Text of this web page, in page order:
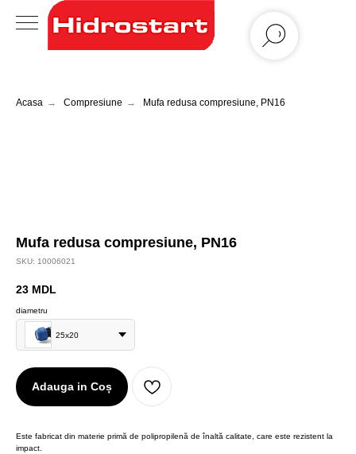
Acasa → Compresiune → Mufa redusa compresiune, PN16
Mufa redusa compresiune, PN16
SKU: 10006021
23 MDL
diametru
25x20
Adauga in Coș
Este fabricat din materie primă de polipropilenă de înaltă calitate, care este rezistent la
impact.